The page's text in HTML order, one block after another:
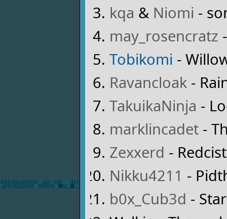
kqa & Niomi -
may_rosencratz
Tobikomi -
Ravancloak -
TakuikaNinja -
marklincadet -
Zexxerd -
Nikku4211 -
b0x_Cub3d -